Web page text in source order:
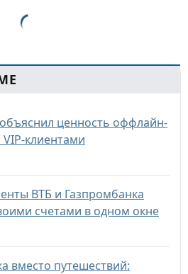
ценность оффлайн-
клиентами
ВТБ и Газпромбанка
счетами в одном окне
вместо путешествий: